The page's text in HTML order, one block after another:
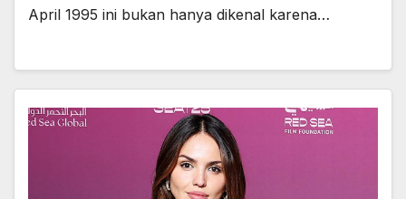
April 1995 ini bukan hanya dikenal karena…